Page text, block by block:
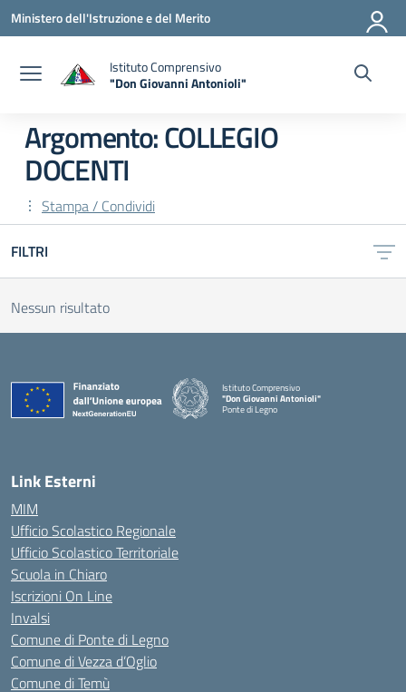
Vai ai contenuti
Vai al menu di navigazione
Vai al footer
Ministero dell'Istruzione e del Merito
Istituto Comprensivo
"Don Giovanni Antonioli"
Argomento: COLLEGIO
DOCENTI
Stampa / Condividi
FILTRI
Nessun risultato
Istituto Comprensivo
"Don Giovanni Antonioli"
Ponte di Legno
— Visita la pagina iniziale della scuola
Link Esterni
MIM
Ufficio Scolastico Regionale
Ufficio Scolastico Territoriale
Scuola in Chiaro
Iscrizioni On Line
Invalsi
Comune di Ponte di Legno
Comune di Vezza d’Oglio
Comune di Temù